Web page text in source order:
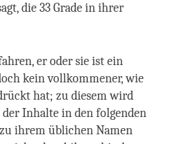
die 33 Grade in ihrer
er oder sie ist ein
kein vollkommener, wie
hat; zu diesem wird
Inhalte in den folgenden
ihrem üblichen Namen